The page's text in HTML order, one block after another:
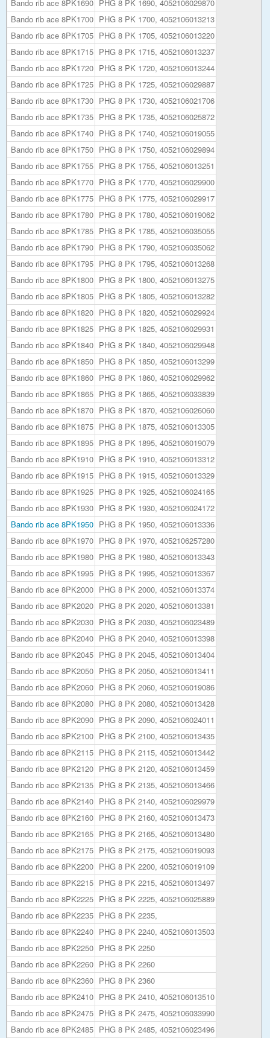
Bando rib ace 8PK1690 PHG 8 PK 1690, 4052106029870
Bando rib ace 8PK1700 PHG 8 PK 1700, 4052106013213
Bando rib ace 8PK1705 PHG 8 PK 1705, 4052106013220
Bando rib ace 8PK1715 PHG 8 PK 1715, 4052106013237
Bando rib ace 8PK1720 PHG 8 PK 1720, 4052106013244
Bando rib ace 8PK1725 PHG 8 PK 1725, 4052106029887
Bando rib ace 8PK1730 PHG 8 PK 1730, 4052106021706
Bando rib ace 8PK1735 PHG 8 PK 1735, 4052106025872
Bando rib ace 8PK1740 PHG 8 PK 1740, 4052106019055
Bando rib ace 8PK1750 PHG 8 PK 1750, 4052106029894
Bando rib ace 8PK1755 PHG 8 PK 1755, 4052106013251
Bando rib ace 8PK1770 PHG 8 PK 1770, 4052106029900
Bando rib ace 8PK1775 PHG 8 PK 1775, 4052106029917
Bando rib ace 8PK1780 PHG 8 PK 1780, 4052106019062
Bando rib ace 8PK1785 PHG 8 PK 1785, 4052106035055
Bando rib ace 8PK1790 PHG 8 PK 1790, 4052106035062
Bando rib ace 8PK1795 PHG 8 PK 1795, 4052106013268
Bando rib ace 8PK1800 PHG 8 PK 1800, 4052106013275
Bando rib ace 8PK1805 PHG 8 PK 1805, 4052106013282
Bando rib ace 8PK1820 PHG 8 PK 1820, 4052106029924
Bando rib ace 8PK1825 PHG 8 PK 1825, 4052106029931
Bando rib ace 8PK1840 PHG 8 PK 1840, 4052106029948
Bando rib ace 8PK1850 PHG 8 PK 1850, 4052106013299
Bando rib ace 8PK1860 PHG 8 PK 1860, 4052106029962
Bando rib ace 8PK1865 PHG 8 PK 1865, 4052106033839
Bando rib ace 8PK1870 PHG 8 PK 1870, 4052106026060
Bando rib ace 8PK1875 PHG 8 PK 1875, 4052106013305
Bando rib ace 8PK1895 PHG 8 PK 1895, 4052106019079
Bando rib ace 8PK1910 PHG 8 PK 1910, 4052106013312
Bando rib ace 8PK1915 PHG 8 PK 1915, 4052106013329
Bando rib ace 8PK1925 PHG 8 PK 1925, 4052106024165
Bando rib ace 8PK1930 PHG 8 PK 1930, 4052106024172
Bando rib ace 8PK1950 PHG 8 PK 1950, 4052106013336
Bando rib ace 8PK1970 PHG 8 PK 1970, 4052106257280
Bando rib ace 8PK1980 PHG 8 PK 1980, 4052106013343
Bando rib ace 8PK1995 PHG 8 PK 1995, 4052106013367
Bando rib ace 8PK2000 PHG 8 PK 2000, 4052106013374
Bando rib ace 8PK2020 PHG 8 PK 2020, 4052106013381
Bando rib ace 8PK2030 PHG 8 PK 2030, 4052106023489
Bando rib ace 8PK2040 PHG 8 PK 2040, 4052106013398
Bando rib ace 8PK2045 PHG 8 PK 2045, 4052106013404
Bando rib ace 8PK2050 PHG 8 PK 2050, 4052106013411
Bando rib ace 8PK2060 PHG 8 PK 2060, 4052106019086
Bando rib ace 8PK2080 PHG 8 PK 2080, 4052106013428
Bando rib ace 8PK2090 PHG 8 PK 2090, 4052106024011
Bando rib ace 8PK2100 PHG 8 PK 2100, 4052106013435
Bando rib ace 8PK2115 PHG 8 PK 2115, 4052106013442
Bando rib ace 8PK2120 PHG 8 PK 2120, 4052106013459
Bando rib ace 8PK2135 PHG 8 PK 2135, 4052106013466
Bando rib ace 8PK2140 PHG 8 PK 2140, 4052106029979
Bando rib ace 8PK2160 PHG 8 PK 2160, 4052106013473
Bando rib ace 8PK2165 PHG 8 PK 2165, 4052106013480
Bando rib ace 8PK2175 PHG 8 PK 2175, 4052106019093
Bando rib ace 8PK2200 PHG 8 PK 2200, 4052106019109
Bando rib ace 8PK2215 PHG 8 PK 2215, 4052106013497
Bando rib ace 8PK2225 PHG 8 PK 2225, 4052106025889
Bando rib ace 8PK2235 PHG 8 PK 2235,
Bando rib ace 8PK2240 PHG 8 PK 2240, 4052106013503
Bando rib ace 8PK2250 PHG 8 PK 2250
Bando rib ace 8PK2260 PHG 8 PK 2260
Bando rib ace 8PK2360 PHG 8 PK 2360
Bando rib ace 8PK2410 PHG 8 PK 2410, 4052106013510
Bando rib ace 8PK2475 PHG 8 PK 2475, 4052106033990
Bando rib ace 8PK2485 PHG 8 PK 2485, 4052106023496